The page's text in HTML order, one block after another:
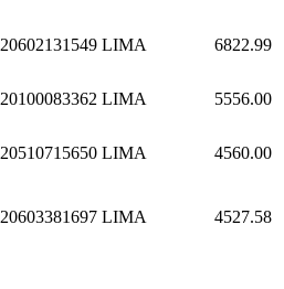
20602131549 LIMA 6822.99
20100083362 LIMA 5556.00
20510715650 LIMA 4560.00
20603381697 LIMA 4527.58